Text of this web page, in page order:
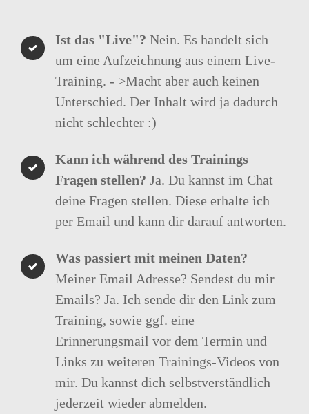
Ist das "Live"?Nein. Es handelt sich
um eine Aufzeichnung aus einem Live-
Training. - >Macht aber auch keinen
Unterschied. Der Inhalt wird ja dadurch
nicht schlechter :)
Kann ich während des Trainings
Fragen stellen?Ja. Du kannst im Chat
deine Fragen stellen. Diese erhalte ich
per Email und kann dir darauf antworten.
Was passiert mit meinen Daten?
Meiner Email Adresse? Sendest du mir
Emails? Ja. Ich sende dir den Link zum
Training, sowie ggf. eine
Erinnerungsmail vor dem Termin und
Links zu weiteren Trainings-Videos von
mir. Du kannst dich selbstverständlich
jederzeit wieder abmelden.